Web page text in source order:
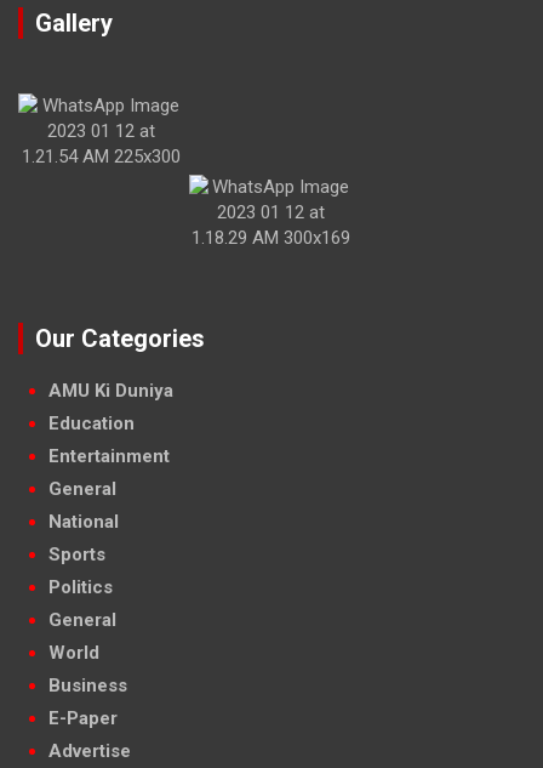
Gallery
Our Categories
AMU Ki Duniya
Education
Entertainment
General
National
Sports
Politics
General
World
Business
E-Paper
Advertise